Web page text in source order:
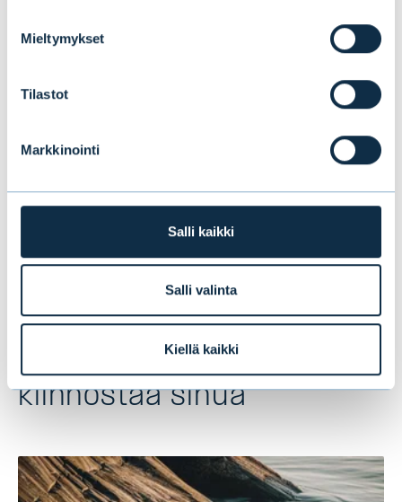
Mieltymykset
Tilastot
Markkinointi
Salli kaikki
Salli valinta
Kiellä kaikki
markkinastrategi, Evli Oyj
tomas.hildebrandt@evli.com
Tämä saattaa myös
kiinnostaa sinua